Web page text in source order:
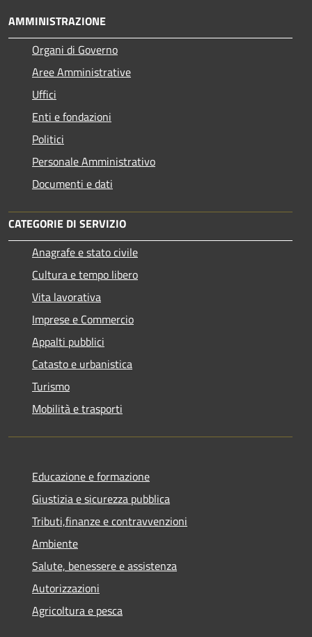
AMMINISTRAZIONE
Organi di Governo
Aree Amministrative
Uffici
Enti e fondazioni
Politici
Personale Amministrativo
Documenti e dati
CATEGORIE DI SERVIZIO
Anagrafe e stato civile
Cultura e tempo libero
Vita lavorativa
Imprese e Commercio
Appalti pubblici
Catasto e urbanistica
Turismo
Mobilità e trasporti
Educazione e formazione
Giustizia e sicurezza pubblica
Tributi,finanze e contravvenzioni
Ambiente
Salute, benessere e assistenza
Autorizzazioni
Agricoltura e pesca